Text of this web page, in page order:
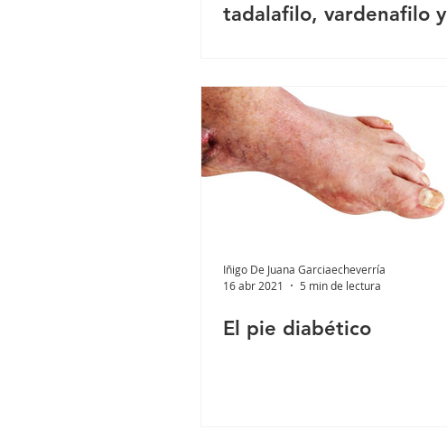
tadalafilo, vardenafilo y
Iñigo De Juana Garciaecheverría
16 abr 2021
5 min de lectura
El pie diabético